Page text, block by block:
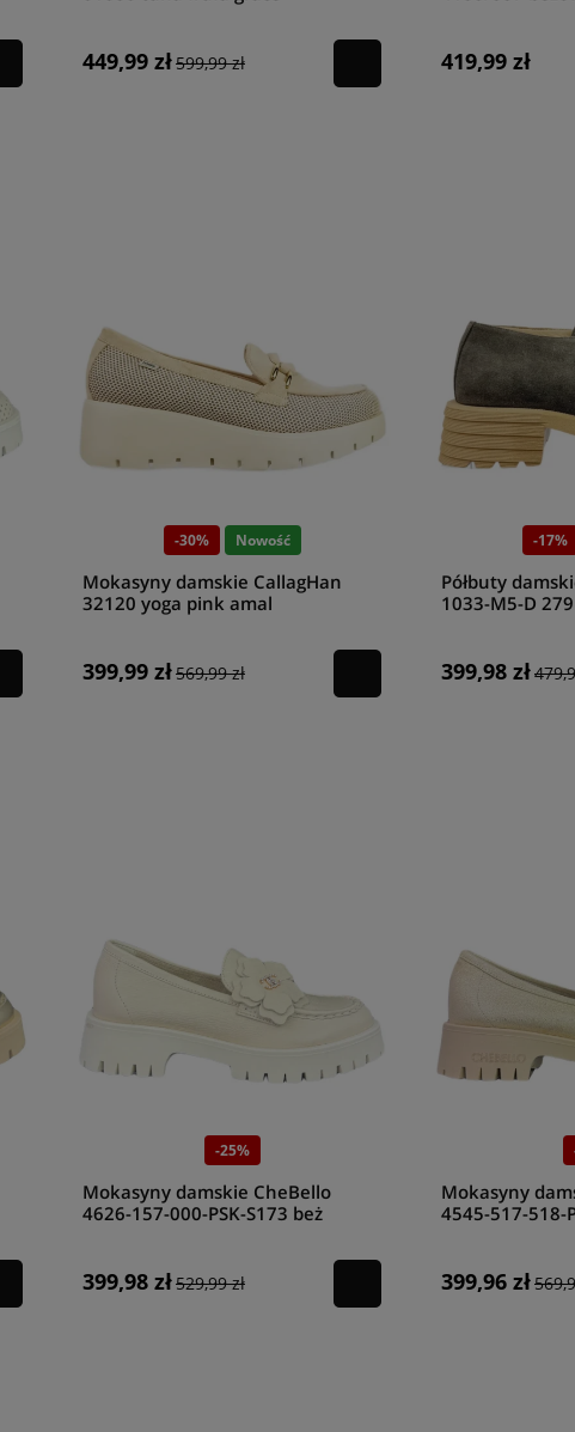
449,99 zł599,99 zł 419,99 zł
-30% Nowość
Mokasyny damskie CallagHan
32120 yoga pink amal
399,99 zł569,99 zł
-17%
Półbuty
1033-M5-D
399,98 zł
-25%
Mokasyny damskie CheBello
4626-157-000-PSK-S173 beż
399,98 zł529,99 zł
Mokasyny
4545-517-518-
399,96 zł